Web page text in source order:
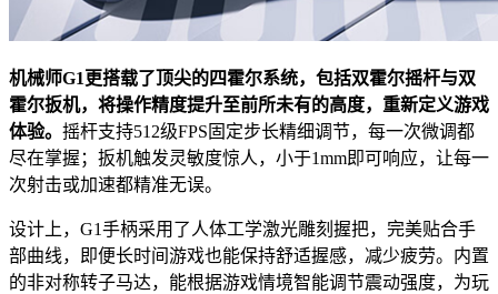
机械师G1更搭载了顶尖的四霍尔系统，包括双霍尔摇杆与双
霍尔扳机，将操作精度提升至前所未有的高度，重新定义游戏
体验。 摇杆支持512级FPS固定步长精细调节，每一次微调都
尽在掌握；扳机触发灵敏度惊人，小于1mm即可响应，让每一
次射击或加速都精准无误。
设计上，G1手柄采用了人体工学激光雕刻握把，完美贴合手
部曲线，即便长时间游戏也能保持舒适握感，减少疲劳。内置
的非对称转子马达，能根据游戏情境智能调节震动强度，为玩